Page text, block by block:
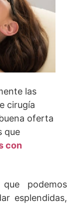
las
cirugía
oferta
que
con
podemos
esplendidas,